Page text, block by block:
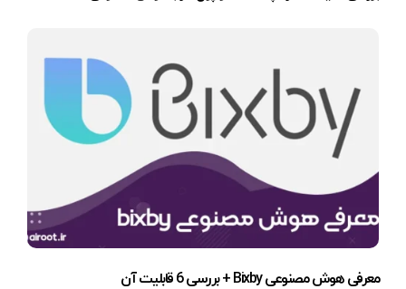
معرفی هوش مصنوعی Bixby + بررسی 6 قابلیت آن